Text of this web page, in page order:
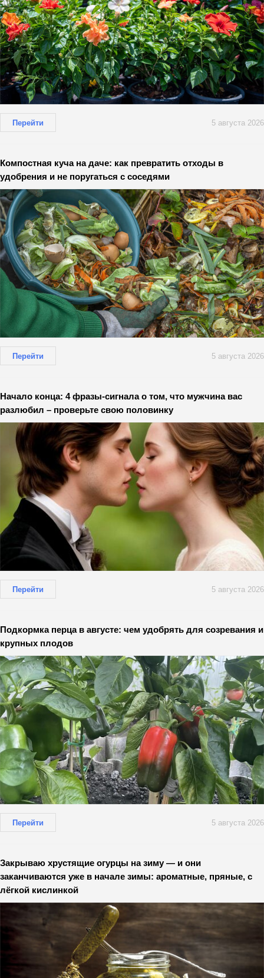
Перейти 5 августа 2026
Компостная куча на даче: как превратить отходы в
удобрения и не поругаться с соседями
Перейти 5 августа 2026
Начало конца: 4 фразы-сигнала о том, что мужчина вас
разлюбил – проверьте свою половинку
Перейти 5 августа 2026
Подкормка перца в августе: чем удобрять для созревания и
крупных плодов
Перейти 5 августа 2026
Закрываю хрустящие огурцы на зиму — и они
заканчиваются уже в начале зимы: ароматные, пряные, с
лёгкой кислинкой